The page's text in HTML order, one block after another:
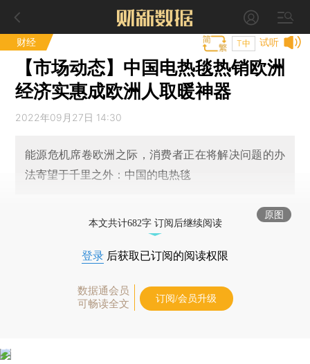
财经 试听
T中
【市场动态】中国电热毯热销欧洲
经济实惠成欧洲人取暖神器
2022年09月27日 14:30
能源危机席卷欧洲之际，消费者正在将解决问题的办
法寄望于千里之外：中国的电热毯
原图
本文共计682字 订阅后继续阅读
登录 后获取已订阅的阅读权限
数据通会员
可畅读全文
订阅/会员升级